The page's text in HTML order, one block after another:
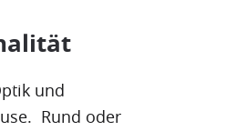
und
Rund oder